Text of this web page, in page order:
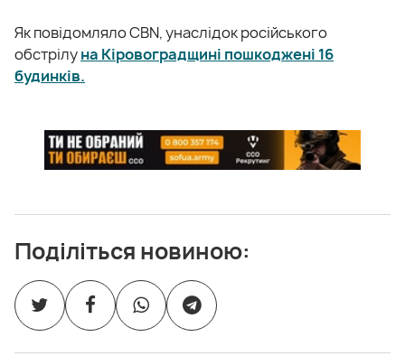
Як повідомляло CBN, унаслідок російського
обстрілуна Кіровоградщині пошкоджені 16
будинків.
Поділіться новиною: